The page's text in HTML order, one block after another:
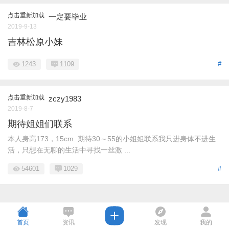
点击重新加载 一定要毕业
2019-9-13
吉林松原小妹
#
1243 1109
点击重新加载 zczy1983
2019-8-7
期待姐姐们联系
本人身高173，15cm. 期待30～55的小姐姐联系我只进身体不进生
活，只想在无聊的生活中寻找一丝激 ...
#
54601 1029
首页 资讯 发现 我的